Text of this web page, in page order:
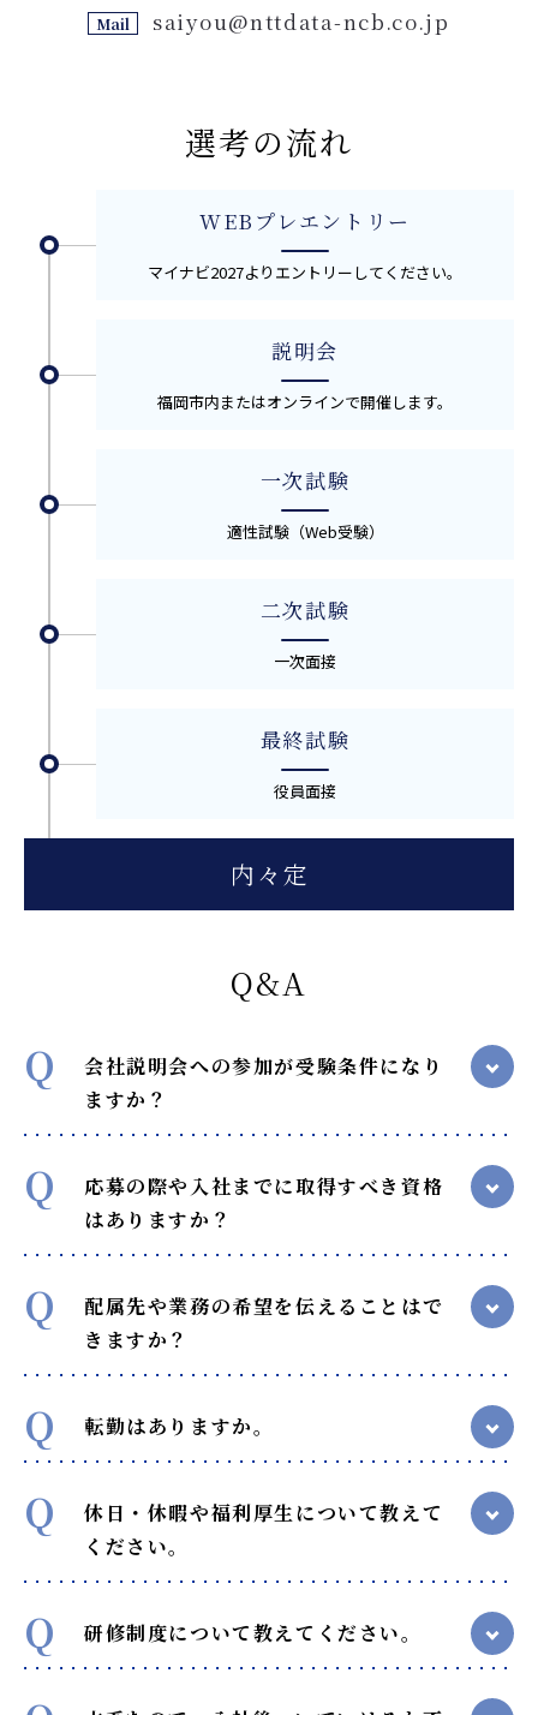
Mail saiyou@nttdata-ncb.co.jp
選考の流れ
WEBプレエントリー
マイナビ2027よりエントリーしてください。
説明会
福岡市内またはオンラインで開催します。
一次試験
適性試験（Web受験）
二次試験
一次面接
最終試験
役員面接
内々定
Q&A
Q
会社説明会への参加が受験条件になり
ますか？
Q
応募の際や入社までに取得すべき資格
はありますか？
Q
配属先や業務の希望を伝えることはで
きますか？
Q 転勤はありますか。
Q
休日・休暇や福利厚生について教えて
ください。
Q 研修制度について教えてください。